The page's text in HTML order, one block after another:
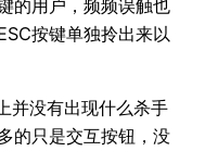
的用户，频频误触也
按键单独拎出来以
并没有出现什么杀手
的只是交互按钮，没